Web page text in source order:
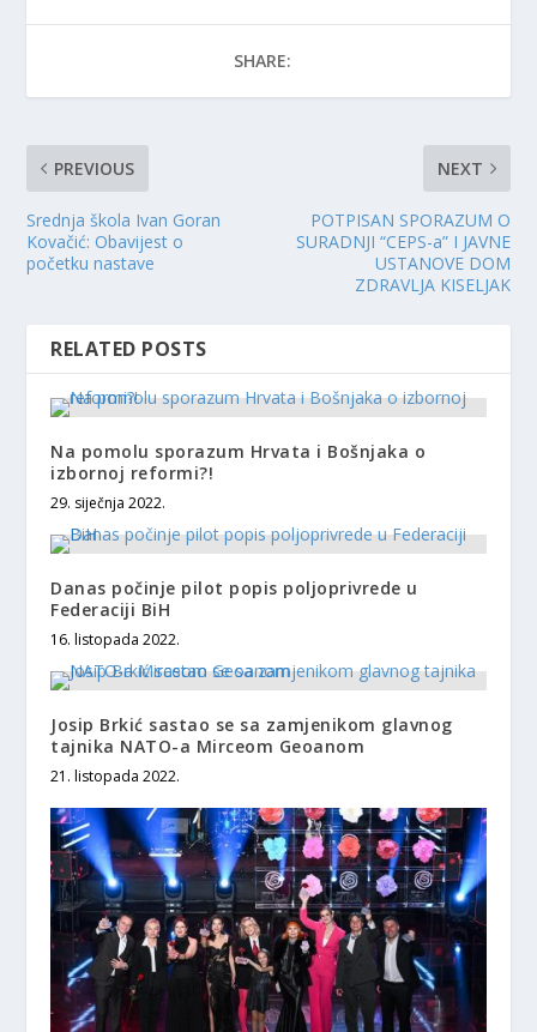
SHARE:
PREVIOUS
Srednja škola Ivan Goran
Kovačić: Obavijest o
početku nastave
NEXT
POTPISAN SPORAZUM O
SURADNJI “CEPS-a” I JAVNE
USTANOVE DOM
ZDRAVLJA KISELJAK
RELATED POSTS
Na pomolu sporazum Hrvata i Bošnjaka o
izbornoj reformi?!
29. siječnja 2022.
Danas počinje pilot popis poljoprivrede u
Federaciji BiH
16. listopada 2022.
Josip Brkić sastao se sa zamjenikom glavnog
tajnika NATO-a Mirceom Geoanom
21. listopada 2022.